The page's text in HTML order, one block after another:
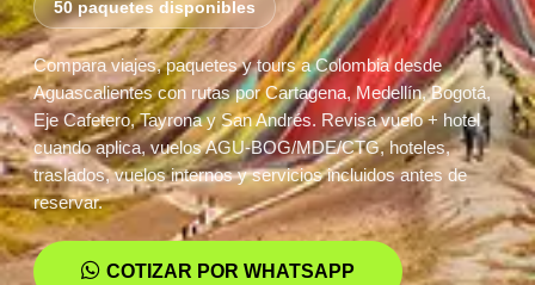
50 paquetes disponibles
Compara viajes, paquetes y tours a Colombia desde
Aguascalientes con rutas por Cartagena, Medellín, Bogotá,
Eje Cafetero, Tayrona y San Andrés. Revisa vuelo + hotel
cuando aplica, vuelos AGU-BOG/MDE/CTG, hoteles,
traslados, vuelos internos y servicios incluidos antes de
reservar.
COTIZAR POR WHATSAPP